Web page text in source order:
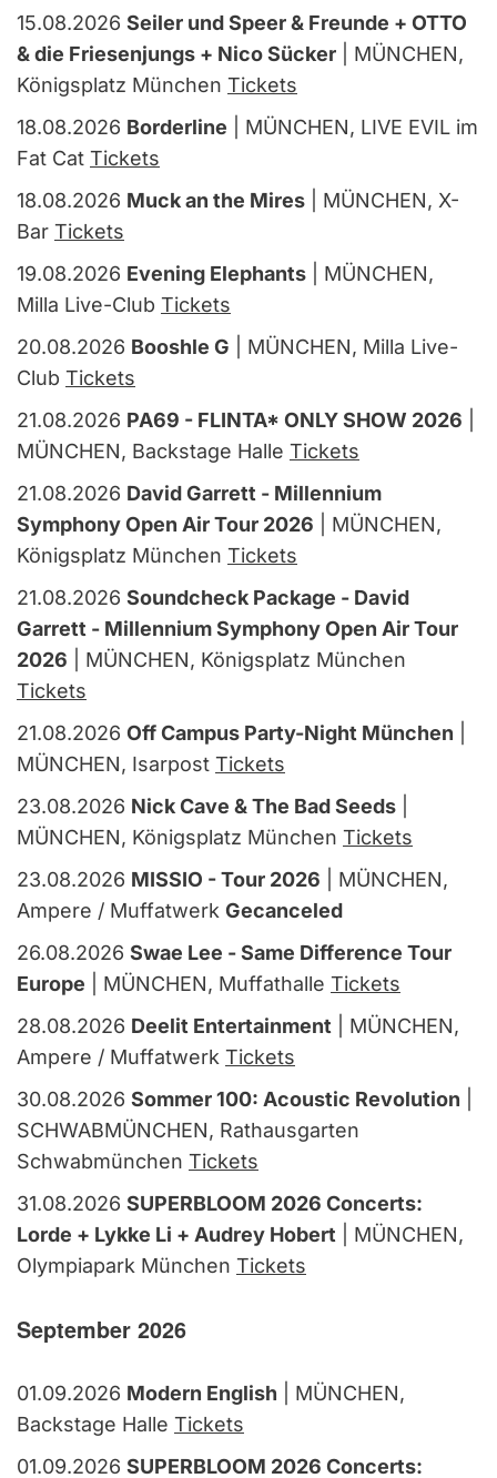
15.08.2026 Seiler und Speer & Freunde + OTTO
& die Friesenjungs + Nico Sücker | MÜNCHEN,
Königsplatz München Tickets
18.08.2026 Borderline | MÜNCHEN, LIVE EVIL im
Fat Cat Tickets
18.08.2026 Muck an the Mires | MÜNCHEN, X-
Bar Tickets
19.08.2026 Evening Elephants | MÜNCHEN,
Milla Live-Club Tickets
20.08.2026 Booshle G | MÜNCHEN, Milla Live-
Club Tickets
21.08.2026 PA69 - FLINTA* ONLY SHOW 2026
MÜNCHEN, Backstage Halle Tickets
21.08.2026 David Garrett - Millennium
Symphony Open Air Tour 2026 | MÜNCHEN,
Königsplatz München Tickets
21.08.2026 Soundcheck Package - David
Garrett - Millennium Symphony Open Air Tour
2026 | MÜNCHEN, Königsplatz München
Tickets
21.08.2026 Off Campus Party-Night München
MÜNCHEN, Isarpost Tickets
23.08.2026 Nick Cave & The Bad Seeds
MÜNCHEN, Königsplatz München Tickets
23.08.2026 MISSIO - Tour 2026 | MÜNCHEN,
Ampere / Muffatwerk Gecanceled
26.08.2026 Swae Lee - Same Difference Tour
Europe | MÜNCHEN, Muffathalle Tickets
28.08.2026 Deelit Entertainment | MÜNCHEN,
Ampere / Muffatwerk Tickets
30.08.2026 Sommer 100: Acoustic Revolution
SCHWABMÜNCHEN, Rathausgarten
Schwabmünchen Tickets
31.08.2026 SUPERBLOOM 2026 Concerts:
Lorde + Lykke Li + Audrey Hobert | MÜNCHEN,
Olympiapark München Tickets
September 2026
01.09.2026 Modern English | MÜNCHEN,
Backstage Halle Tickets
01.09.2026 SUPERBLOOM 2026 Concerts: